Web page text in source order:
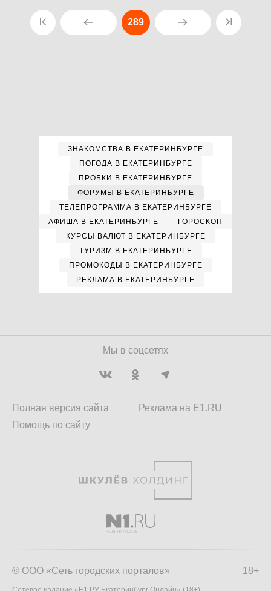
289
ЗНАКОМСТВА В ЕКАТЕРИНБУРГЕ
ПОГОДА В ЕКАТЕРИНБУРГЕ
ПРОБКИ В ЕКАТЕРИНБУРГЕ
ФОРУМЫ В ЕКАТЕРИНБУРГЕ
ТЕЛЕПРОГРАММА В ЕКАТЕРИНБУРГЕ
АФИША В ЕКАТЕРИНБУРГЕ
ГОРОСКОП
КУРСЫ ВАЛЮТ В ЕКАТЕРИНБУРГЕ
ТУРИЗМ В ЕКАТЕРИНБУРГЕ
ПРОМОКОДЫ В ЕКАТЕРИНБУРГЕ
РЕКЛАМА В ЕКАТЕРИНБУРГЕ
Мы в соцсетях
Полная версия сайта
Помощь по сайту
Реклама на E1.RU
18+
© ООО «Сеть городских порталов»